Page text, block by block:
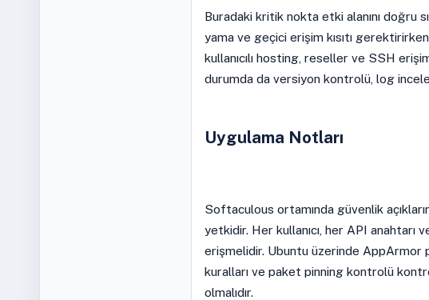
Buradaki kritik nokta etki alanını doğru
yama ve geçici erişim kısıtı
kullanıcılı hosting, reseller ve SSH
durumda da versiyon kontrolü, log
Uygulama Notları
Softaculous ortamında güvenlik
yetkidir. Her kullanıcı, her API anahtarı
erişmelidir. Ubuntu üzerinde
kuralları ve paket pinning kontrolü
olmalıdır.